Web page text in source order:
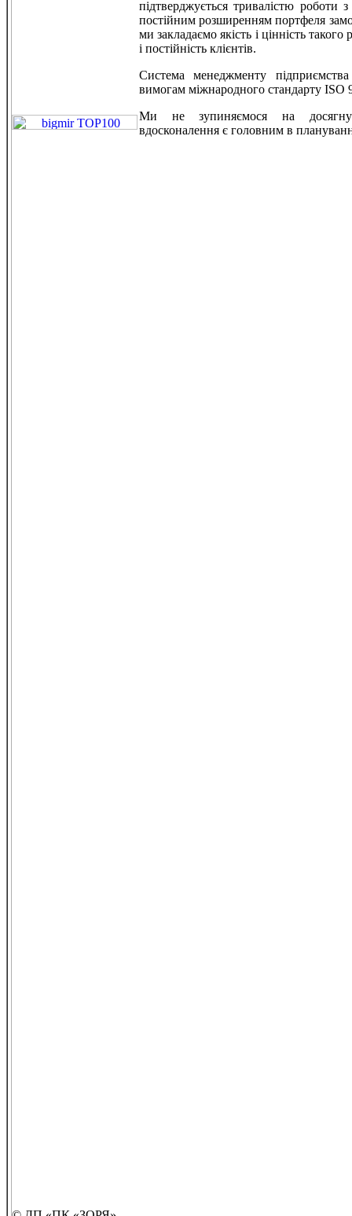
підтверджується тривалістю
постійним розширенням портфеля
ми закладаємо якість і цінність
і постійність клієнтів.
Система менеджменту підприємства
вимогам міжнародного стандарту ISO
Ми не зупиняємося на
вдосконалення є головним в